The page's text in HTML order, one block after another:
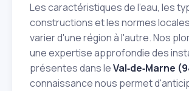
Les caractéristiques de l'eau, les
constructions et les normes
varier d'une région à l'autre. Nos
une expertise approfondie des
présentes dans leVal‑de‑Marne
connaissance nous permet